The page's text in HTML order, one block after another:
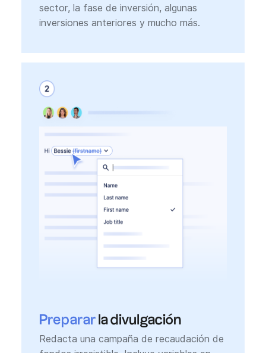
sector, la fase de inversión, algunas
inversiones anteriores y mucho más.
Prepararla divulgación
Redacta una campaña de recaudación de